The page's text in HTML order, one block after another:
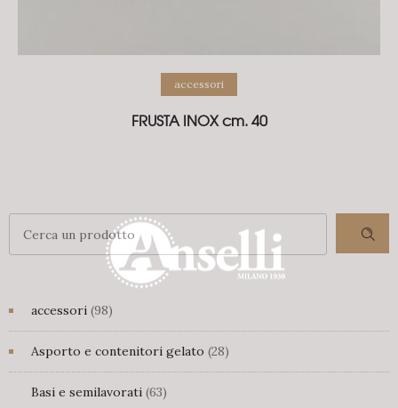
accessori
FRUSTA INOX cm. 40
accessori 9898
prodotti
Asporto e contenitori gelato 2828
prodotti
Basi e semilavorati 6363